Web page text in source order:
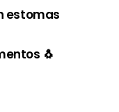
estomas
🐧